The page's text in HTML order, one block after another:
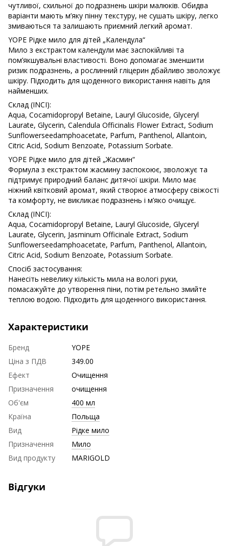
чутливої, схильної до подразнень шкіри малюків. Обидва
варіанти мають м’яку пінну текстуру, не сушать шкіру, легко
змиваються та залишають приємний легкий аромат.
YOPE Рідке мило для дітей „Календула“
Мило з екстрактом календули має заспокійливі та
пом’якшувальні властивості. Воно допомагає зменшити
ризик подразнень, а рослинний гліцерин дбайливо зволожує
шкіру. Підходить для щоденного використання навіть для
найменших.
Склад (INCI):
Aqua, Cocamidopropyl Betaine, Lauryl Glucoside, Glyceryl
Laurate, Glycerin, Calendula Officinalis Flower Extract, Sodium
Sunflowerseedamphoacetate, Parfum, Panthenol, Allantoin,
Citric Acid, Sodium Benzoate, Potassium Sorbate.
YOPE Рідке мило для дітей „Жасмин“
Формула з екстрактом жасмину заспокоює, зволожує та
підтримує природний баланс дитячої шкіри. Мило має
ніжний квітковий аромат, який створює атмосферу свіжості
та комфорту, не викликає подразнень і м’яко очищує.
Склад (INCI):
Aqua, Cocamidopropyl Betaine, Lauryl Glucoside, Glyceryl
Laurate, Glycerin, Jasminum Officinale Extract, Sodium
Sunflowerseedamphoacetate, Parfum, Panthenol, Allantoin,
Citric Acid, Sodium Benzoate, Potassium Sorbate.
Спосіб застосування:
Нанесіть невелику кількість мила на вологі руки,
помасажуйте до утворення піни, потім ретельно змийте
теплою водою. Підходить для щоденного використання.
Характеристики
Бренд
YOPE
Ціна з ПДВ
349.00
Ефект
Очищення
Призначення
очищення
Об'єм
400 мл
Країна
Польща
Вид
Рідке мило
Призначення
Мило
Вид продукту
MARIGOLD
Відгуки